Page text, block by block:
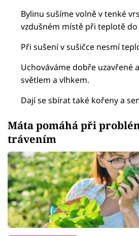
Bylinu sušíme volně v tenké
vzdušném místě při teplotě do
Při sušení v sušičce nesmí
Uchováváme dobře uzavřené
světlem a vlhkem.
Dají se sbírat také kořeny a
Máta pomáhá při
trávením